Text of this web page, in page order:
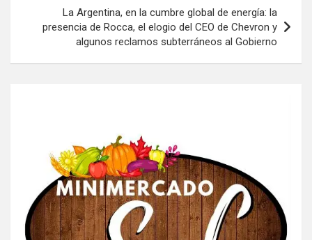
La Argentina, en la cumbre global de energía: la
presencia de Rocca, el elogio del CEO de Chevron y
algunos reclamos subterráneos al Gobierno